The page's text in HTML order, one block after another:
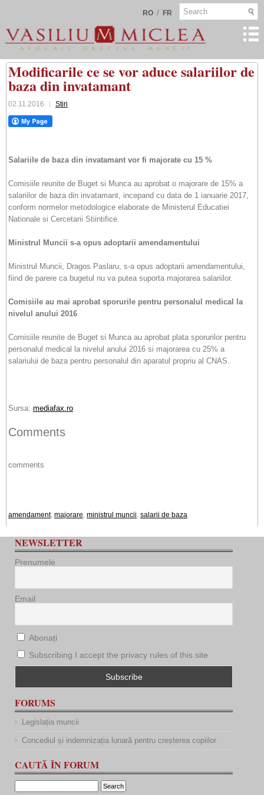
RO / FR
Modificarile ce se vor aduce salariilor de
baza din invatamant
02.11.2016 Stiri
Salariile de baza din invatamant vor fi majorate cu 15 %
Comisiile reunite de Buget si Munca au aprobat o majorare de 15% a
salariilor de baza din invatamant, incepand cu data de 1 ianuarie 2017,
conform normelor metodologice elaborate de Ministerul Educatiei
Nationale si Cercetarii Stiintifice.
Ministrul Muncii s-a opus adoptarii amendamentului
Ministrul Muncii, Dragos Paslaru, s-a opus adoptarii amendamentului,
fiind de parere ca bugetul nu va putea suporta majorarea salariilor.
Comisiile au mai aprobat sporurile pentru personalul medical la
nivelul anului 2016
Comisiile reunite de Buget si Munca au aprobat plata sporurilor pentru
personalul medical la nivelul anului 2016 si majorarea cu 25% a
salariului de baza pentru personalul din aparatul propriu al CNAS.
Sursa: mediafax.ro
Comments
comments
amendament, majorare, ministrul muncii, salarii de baza
NEWSLETTER
Prenumele
Email
Abonați
Subscribing I accept the privacy rules of this site
FORUMS
Legislația muncii
Concediul și indemnizația lunară pentru creșterea copiilor
CAUTĂ ÎN FORUM